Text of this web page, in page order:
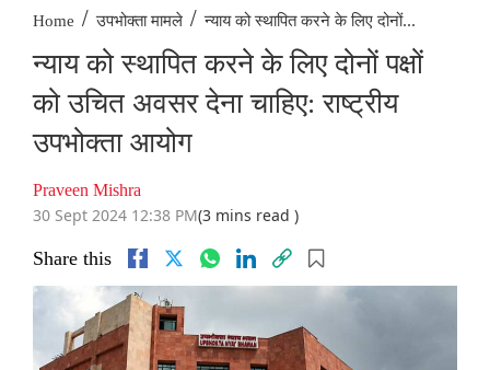
Home / उपभोक्ता मामले / न्याय को स्थापित करने के लिए दोनों...
न्याय को स्थापित करने के लिए दोनों पक्षों
को उचित अवसर देना चाहिए: राष्ट्रीय
उपभोक्ता आयोग
Praveen Mishra
30 Sept 2024 12:38 PM(3 mins read )
Share this